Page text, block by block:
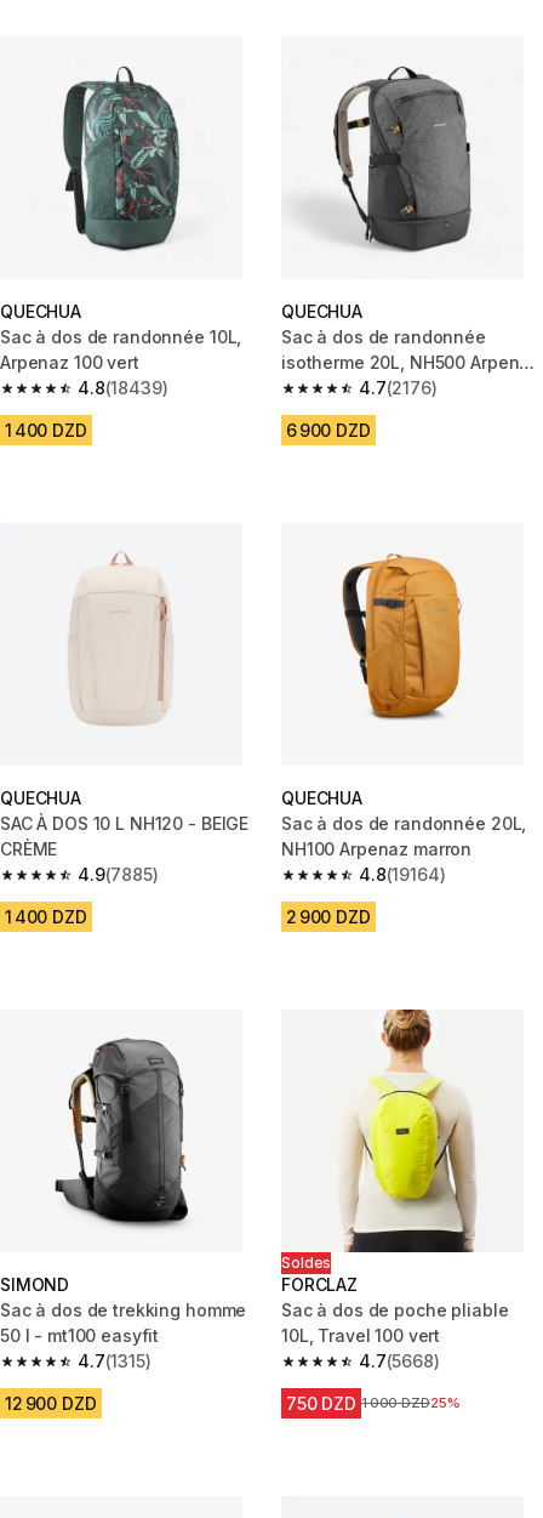
QUECHUA
Sac à dos de randonnée 10L,
Arpenaz 100 vert
4.8
4.8 out of 5 stars from 18439 reviews
(18439)
1 400 DZD
QUECHUA
Sac à dos de randonnée
isotherme 20L, NH500 Arpenaz
Ice gris
4.7
4.7 out of 5 stars from 2176
(2176)
6 900 DZD
QUECHUA
SAC À DOS 10 L NH120 - BEIGE
CRÈME
4.9
4.9 out of 5 stars from 7885 reviews
(7885)
1 400 DZD
QUECHUA
Sac à dos de randonnée 20L,
NH100 Arpenaz marron
4.8
4.8 out of 5 stars from 19164
(19164)
2 900 DZD
SIMOND
Sac à dos de trekking homme
50 l - mt100 easyfit
4.7
4.7 out of 5 stars from 1315 reviews
(1315)
12 900 DZD
Soldes
FORCLAZ
Sac à dos de poche pliable
10L, Travel 100 vert
4.7
4.7 out of 5 stars from 5668
(5668)
750 DZD Prix avant la réduction
1 000 DZD25%